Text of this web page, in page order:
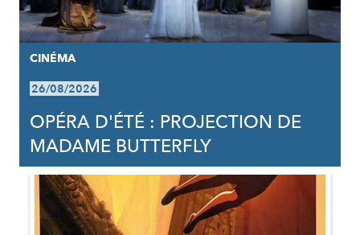
CINÉMA
26/08/2026
OPÉRA D'ÉTÉ : PROJECTION DE
MADAME BUTTERFLY